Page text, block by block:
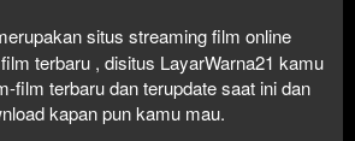
situs streaming film online
terbaru , disitus LayarWarna21 kamu
film terbaru dan terupdate saat ini dan
kapan pun kamu mau.